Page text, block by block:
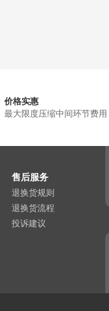
价格实惠
最大限度压缩中间环节费用
售后服务
退换货规则
退换货流程
投诉建议